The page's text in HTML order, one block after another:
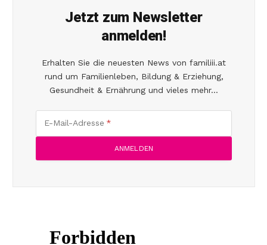
Jetzt zum Newsletter
anmelden!
Erhalten Sie die neuesten News von familiii.at
rund um Familienleben, Bildung & Erziehung,
Gesundheit & Ernährung und vieles mehr...
E-Mail-Adresse